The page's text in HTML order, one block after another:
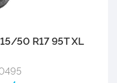
50 R17 95T XL